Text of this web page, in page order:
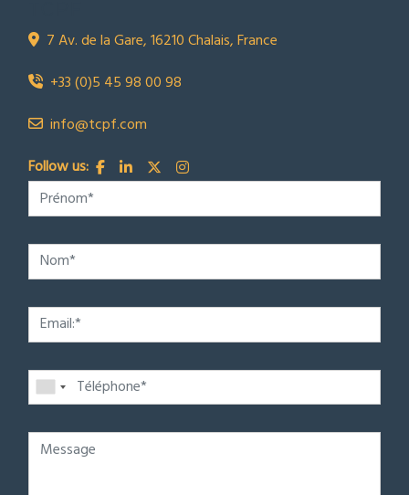
7 Av. de la Gare, 16210 Chalais, France
+33 (0)5 45 98 00 98
info@tcpf.com
Follow us: